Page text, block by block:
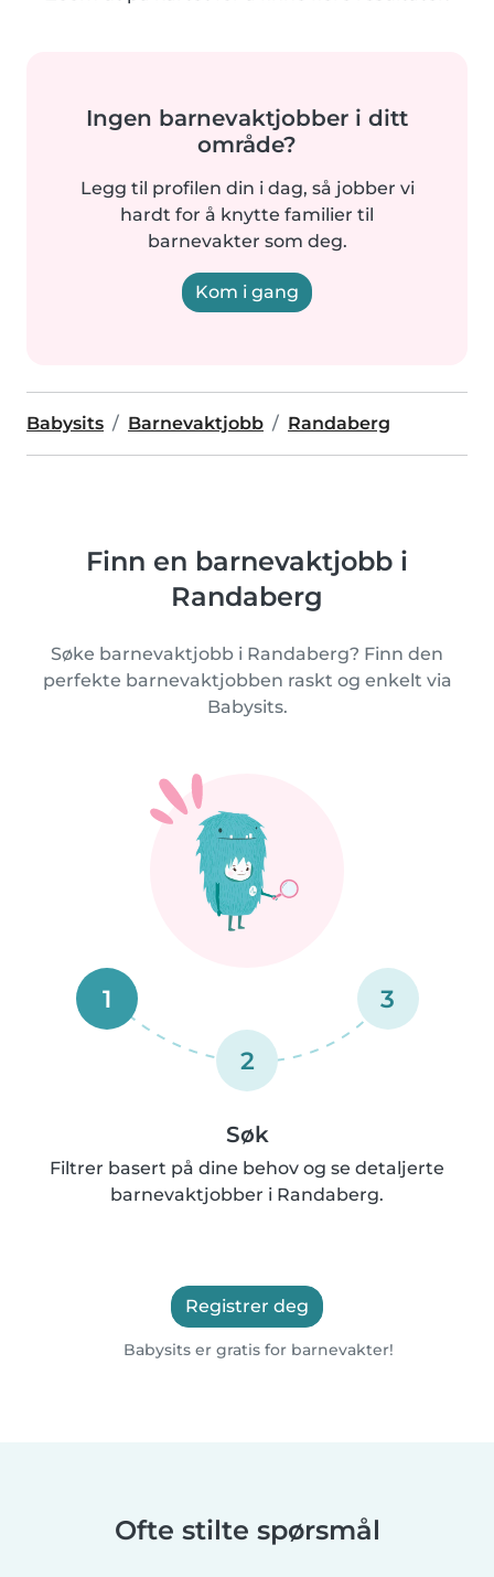
Ingen barnevaktjobber i ditt
område?
Legg til profilen din i dag, så jobber vi
hardt for å knytte familier til
barnevakter som deg.
Kom i gang
Babysits Barnevaktjobb Randaberg
Finn en barnevaktjobb i
Randaberg
Søke barnevaktjobb i Randaberg? Finn den
perfekte barnevaktjobben raskt og enkelt via
Babysits.
1
2
3
Søk
Filtrer basert på dine behov og se detaljerte
barnevaktjobber i Randaberg.
Registrer deg
Babysits er gratis for barnevakter!
Ofte stilte spørsmål